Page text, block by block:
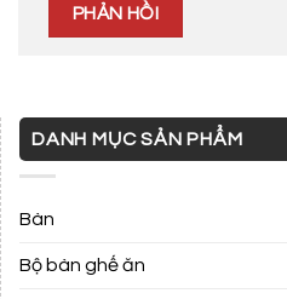
DANH MỤC SẢN PHẨM
Bàn
Bộ bàn ghế ăn